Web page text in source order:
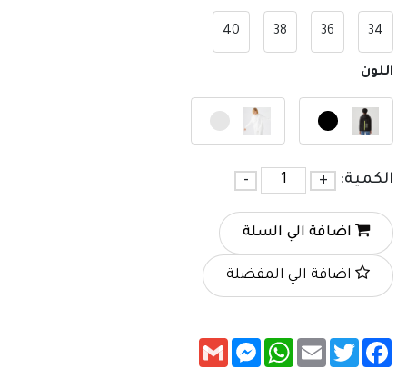
34
36
38
40
اللون
الكمية: +
-
اضافة الي السلة
اضافة الي المفضلة
Facebook
Twitter
Email
WhatsApp
Messenger
Gmail